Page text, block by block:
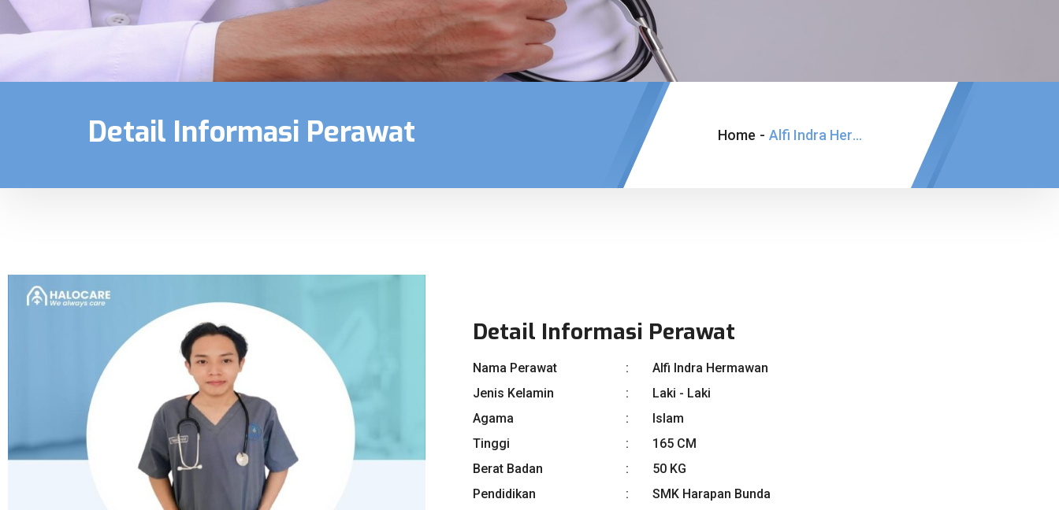
Detail Informasi Perawat Home - Alfi Indra Hermawan
Detail Informasi Perawat
Nama Perawat
Alfi Indra Hermawan
Jenis Kelamin
Laki - Laki
Agama
Islam
Tinggi
165 CM
Berat Badan
50 KG
Pendidikan
SMK Harapan Bunda